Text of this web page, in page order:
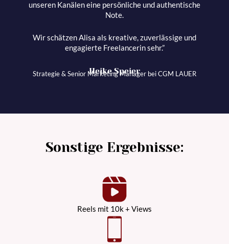
unseren Kanälen eine persönliche und authentische
Note.
Wir schätzen Alisa als kreative, zuverlässige und
engagierte Freelancerin sehr.”
Heike Speier
Strategie & Senior Marketing Manager bei CGM LAUER
Sonstige Ergebnisse:
Reels mit 10k + Views